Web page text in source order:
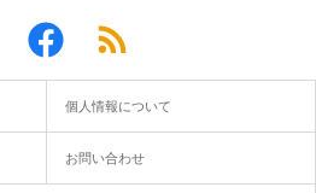
個人情報について
お問い合わせ